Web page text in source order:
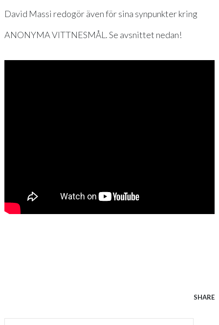
David Massi redogör även för sina synpunkter kring
ANONYMA VITTNESMÅL. Se avsnittet nedan!
SHARE